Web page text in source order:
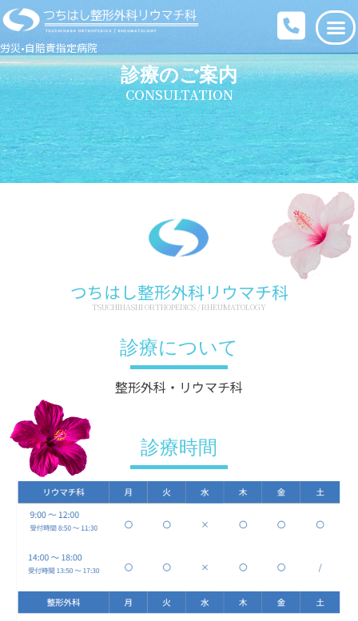
労災•自賠責指定病院
診療のご案内
CONSULTATION
つちはし整形外科リウマチ科
TSUCHIHASHI ORTHOPEDICS / RHEUMATOLOGY
診療について
整形外科・リウマチ科
診療時間